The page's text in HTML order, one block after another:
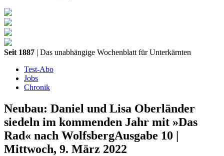
Seit 1887 | Das unabhängige Wochenblatt für Unterkärnten
Test-Abo
Jobs
Chronik
Neubau: Daniel und Lisa Oberländer
siedeln im kommenden Jahr mit »Das
Rad« nach WolfsbergAusgabe 10 |
Mittwoch, 9. März 2022